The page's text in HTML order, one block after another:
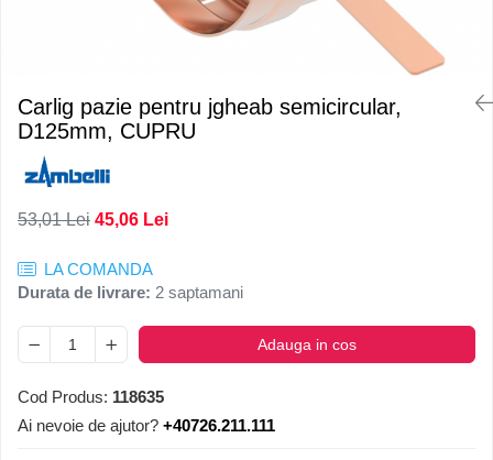
Carlig pazie pentru jgheab semicircular,
D125mm, CUPRU
53,01 Lei 45,06 Lei
LA COMANDA
Durata de livrare: 2 saptamani
Adauga in cos
Cod Produs: 118635
Ai nevoie de ajutor? +40726.211.111